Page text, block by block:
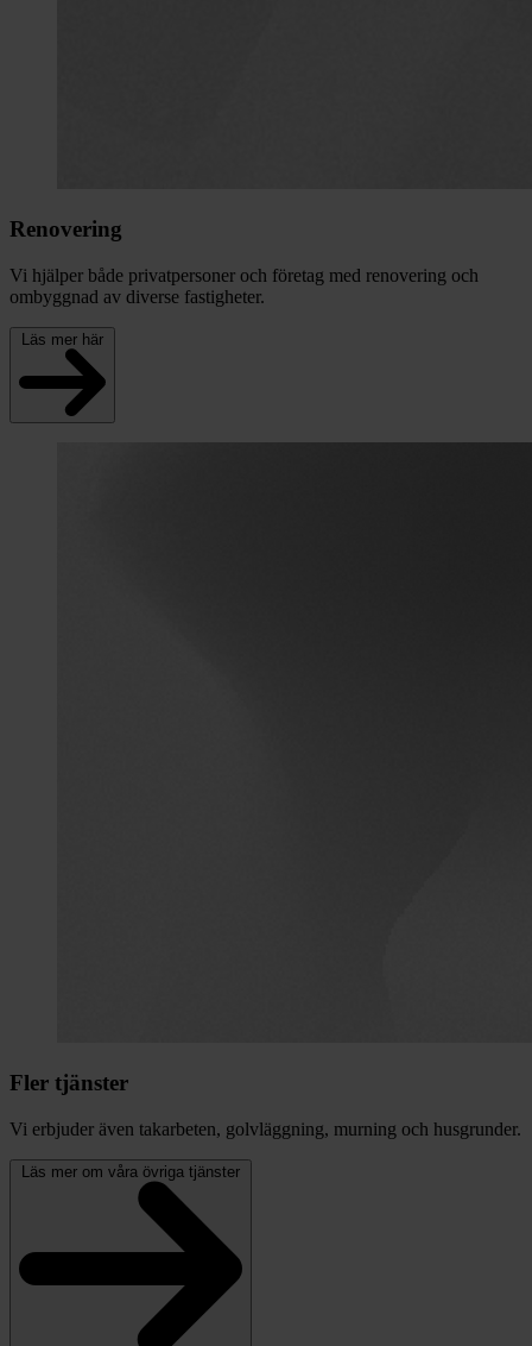
Renovering
Vi hjälper både privatpersoner och företag med renovering och
ombyggnad av diverse fastigheter.
Läs mer här
Fler tjänster
Vi erbjuder även takarbeten, golvläggning, murning och husgrunder.
Läs mer om våra övriga tjänster